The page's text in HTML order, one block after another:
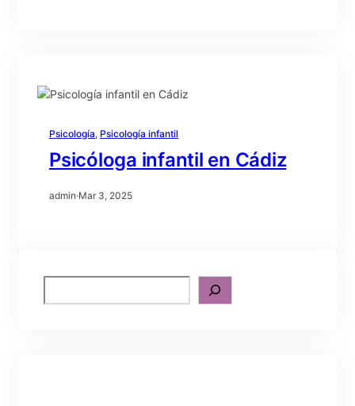
Psicología, Psicología infantil
Psicóloga infantil en Cádiz
admin·Mar 3, 2025
e